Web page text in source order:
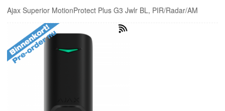
MIJN OSEC
CONTACT
INLOGGEN
Ajax Superior MotionProtect Plus G3 Jwlr BL, PIR/Radar/AM